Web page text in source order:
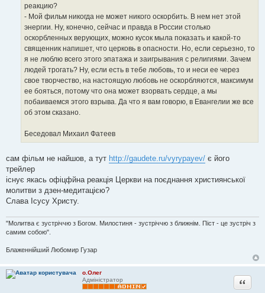
реакцию?
- Мой фильм никогда не может никого оскорбить. В нем нет этой
энергии. Ну, конечно, сейчас и правда в России столько
оскорбленных верующих, можно кусок мыла показать и какой-то
священник напишет, что церковь в опасности. Но, если серьезно, то
я не люблю всего этого эпатажа и заигрывания с религиями. Зачем
людей трогать? Ну, если есть в тебе любовь, то и неси ее через
свое творчество, на настоящую любовь не оскорбляются, максимум
ее бояться, потому что она может взорвать сердце, а мы
побаиваемся этого взрыва. Да что я вам говорю, в Евангелии же все
об этом сказано.
Беседовал Михаил Фатеев
сам фільм не найшов, а тут http://gaudete.ru/vyrypayev/ є його
трейлер
існує якась офіцфйна реакція Церкви на поєднання християнської
молитви з дзен-медитацією?
Слава Ісусу Христу.
"Молитва є зустріччю з Богом. Милостиня - зустріччю з ближнім. Піст - це зустріч з
самим собою".
Блаженнійший Любомир Гузар
о.Олег
Адміністратор
Цитата